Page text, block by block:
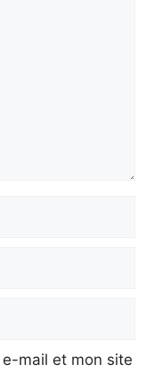
mail et mon site